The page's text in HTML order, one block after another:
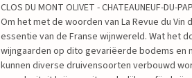
CLOS DU MONT OLIVET - CHATEAUNEUF-DU-
Om het met de woorden van La Revue du
essentie van de Franse wijnwereld. Wat het
wijngaarden op dito gevariëerde bodems en
kunnen diverse druivensoorten verbouwd